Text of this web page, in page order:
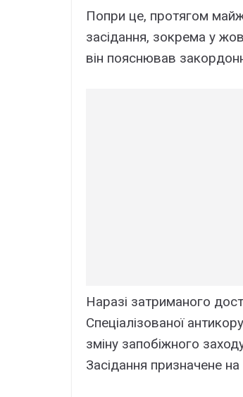
Попри це, протягом
засідання, зокрема у
він пояснював
Наразі затриманого
Спеціалізованої
зміну запобіжного
Засідання призначене